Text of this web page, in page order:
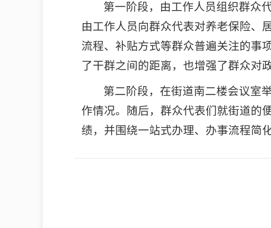
第一阶段，由工作人员组织群众
由工作人员向群众代表对养老保险、
流程、补贴方式等群众普遍关注的事
了干群之间的距离，也增强了群众对
第二阶段，在街道南二楼会议室
作情况。随后，群众代表们就街道的
绩，并围绕一站式办理、办事流程简